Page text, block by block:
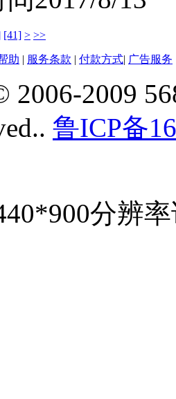
[41] > >>
助 | 服务条款 | 付款方式| 广告服务
2006-2009
鲁ICP备
分辨